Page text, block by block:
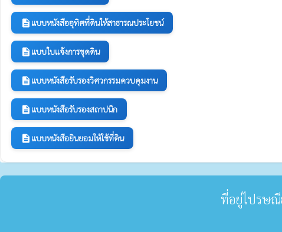
description แบบหนังสืออุทิศที่ดินให้สาธารณประโยชน์
description แบบใบแจ้งการขุดดิน
description แบบหนังสือรับรองวิศวกรรมควบคุมงาน
description แบบหนังสือรับรองสถาปนิก
description แบบหนังสือยินยอมให้ใช้ที่ดิน
ที่อยู่ไปรษณี